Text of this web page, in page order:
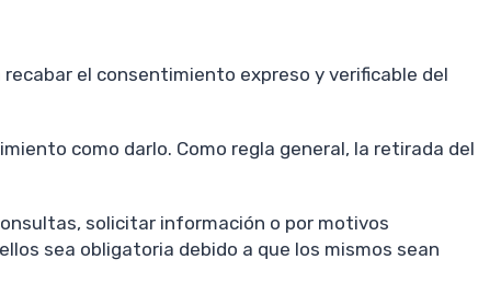
el consentimiento expreso y verificable del
como darlo. Como regla general, la retirada del
solicitar información o por motivos
sea obligatoria debido a que los mismos sean